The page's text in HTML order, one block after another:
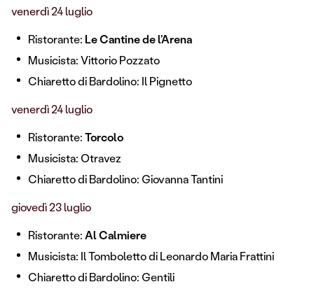
venerdì 24 luglio
Ristorante: Le Cantine de l’Arena
Musicista: Vittorio Pozzato
Chiaretto di Bardolino: Il Pignetto
venerdì 24 luglio
Ristorante:Torcolo
Musicista: Otravez
Chiaretto di Bardolino: Giovanna Tantini
giovedì 23 luglio
Ristorante:Al Calmiere
Musicista: Il Tomboletto di Leonardo Maria Frattini
Chiaretto di Bardolino: Gentili